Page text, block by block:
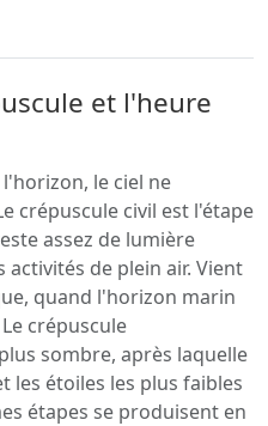
et l'heure
le ciel ne
crépuscule civil est l'étape
assez de lumière
de plein air. Vient
quand l'horizon marin
crépuscule
sombre, après laquelle
les étoiles les plus faibles
étapes se produisent en